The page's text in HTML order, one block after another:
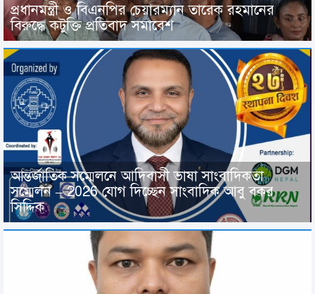
প্রধানমন্ত্রী ও বিএনপির চেয়ারম্যান তারেক রহমানের
বিরুদ্ধে কটুক্তি প্রতিবাদ সমাবেশ
আন্তর্জাতিক সম্মেলনে আদিবাসী ভাষা সাংবাদিকতা
সম্মেলন – 2026 যোগ দিচ্ছেন সাংবাদিক আবু বকর
সিদ্দিক